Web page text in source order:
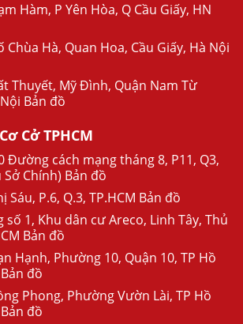
Hàm, P Yên Hòa, Q Cầu Giấy, HN
Chùa Hà, Quan Hoa, Cầu Giấy, Hà Nội
Thuyết, Mỹ Đình, Quận Nam Từ
Bản đồ
Cở TPHCM
Đường cách mạng tháng 8, P11, Q3,
Sở Chính) Bản đồ
Sáu, P.6, Q.3, TP.HCM Bản đồ
1, Khu dân cư Areco, Linh Tây, Thủ
Bản đồ
Hạnh, Phường 10, Quận 10, TP Hồ
đồ
Phong, Phường Vườn Lài, TP Hồ
đồ